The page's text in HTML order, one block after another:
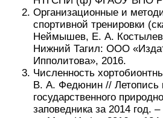
Организационные и
спортивной тренировки
Неймышев, Е. А.
Нижний Тагил: ООО
Ипполитова», 2016.
Численность
В. А. Федюнин // Летопись
государственного
заповедника за 2014 год.